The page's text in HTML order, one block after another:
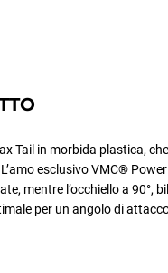
Tail in morbida plastica,
esclusivo VMC®
mentre l’occhiello a 90°,
per un angolo di